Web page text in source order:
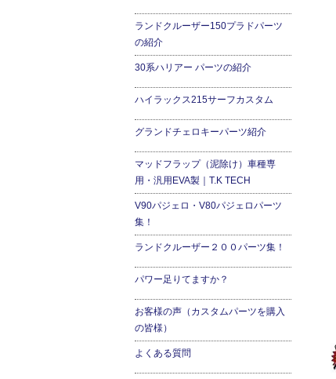
ランドクルーザー150プラドパーツ
の紹介
30系ハリアー パーツの紹介
ハイラックス215サーフカスタム
グランドチェロキーパーツ紹介
マッドフラップ（泥除け）車種専
用・汎用EVA製｜T.K TECH
V90パジェロ・V80パジェロパーツ
集！
ランドクルーザー２００パーツ集！
パワー足りてますか？
お客様の声（カスタムパーツを購入
の皆様）
よくある質問